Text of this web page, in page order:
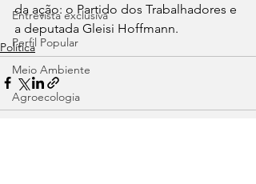
Entrevista exclusiva
Perfil Popular
Meio Ambiente
Agroecologia
da ação: o Partido dos Trabalhadores e
a deputada Gleisi Hoffmann.
Política